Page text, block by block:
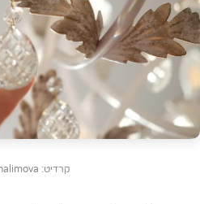
קרדיט: Julia Khalimova